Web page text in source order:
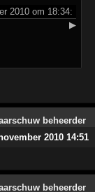
2010 om 18:34:
▶
2010 14:51